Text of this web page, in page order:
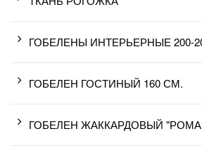
ГОБЕЛЕНЫ ИНТЕРЬЕРНЫЕ 200-
ГОБЕЛЕН ГОСТИНЫЙ 160 СМ.
ГОБЕЛЕН ЖАККАРДОВЫЙ